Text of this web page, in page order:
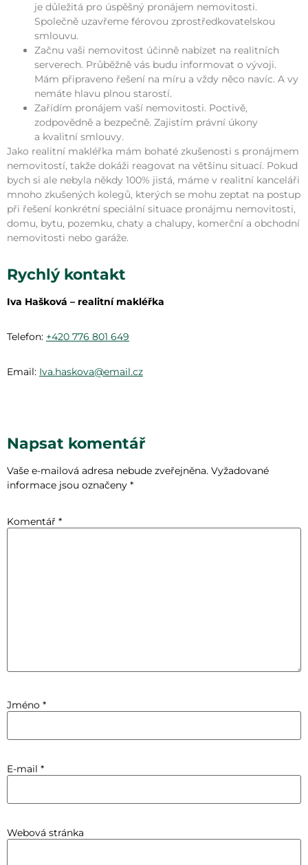
je důležitá pro úspěšný pronájem nemovitosti.
Společně uzavřeme férovou zprostředkovatelskou
smlouvu.
Začnu vaši nemovitost účinně nabízet na realitních
serverech. Průběžně vás budu informovat o vývoji.
Mám připraveno řešení na míru a vždy něco navíc. A vy
nemáte hlavu plnou starostí.
Zařídím pronájem vaší nemovitosti. Poctivě,
zodpovědně a bezpečně. Zajistím právní úkony
a kvalitní smlouvy.
Jako realitní makléřka mám bohaté zkušenosti s pronájmem
nemovitostí, takže dokáži reagovat na většinu situací. Pokud
bych si ale nebyla někdy 100% jistá, máme v realitní kanceláři
mnoho zkušených kolegů, kterých se mohu zeptat na postup
při řešení konkrétní speciální situace pronájmu nemovitosti,
domu, bytu, pozemku, chaty a chalupy, komerční a obchodní
nemovitosti nebo garáže.
Rychlý kontakt
Iva Hašková – realitní makléřka
Telefon: +420 776 801 649
Email: Iva.haskova@email.cz
Napsat komentář
Vaše e-mailová adresa nebude zveřejněna. Vyžadované
informace jsou označeny *
Komentář *
Jméno *
E-mail *
Webová stránka